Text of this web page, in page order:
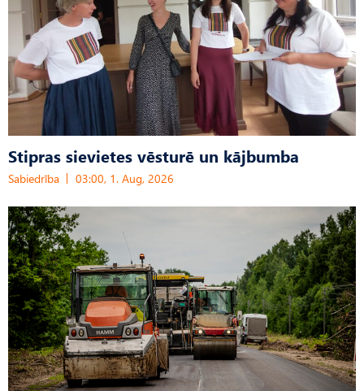
Stipras sievietes vēsturē un kājbumba
Sabiedrība 03:00, 1. Aug, 2026